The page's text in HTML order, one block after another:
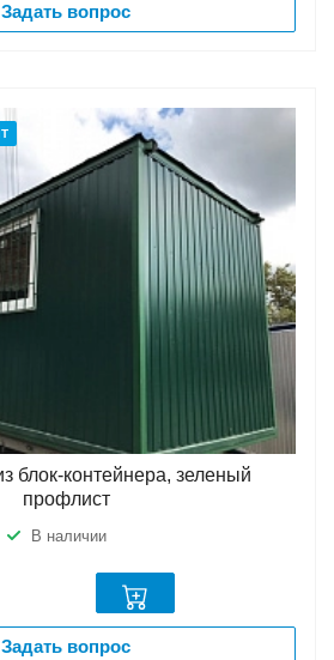
Задать вопрос
блок-контейнера, зеленый
профлист
В наличии
Задать вопрос